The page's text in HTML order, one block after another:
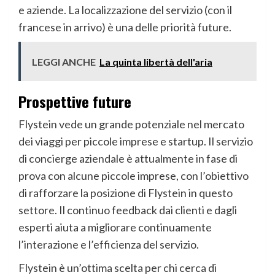
e aziende. La localizzazione del servizio (con il
francese in arrivo) è una delle priorità future.
LEGGI ANCHE La quinta libertà dell'aria
Prospettive future
Flystein vede un grande potenziale nel mercato
dei viaggi per piccole imprese e startup. Il servizio
di concierge aziendale è attualmente in fase di
prova con alcune piccole imprese, con l’obiettivo
di rafforzare la posizione di Flystein in questo
settore. Il continuo feedback dai clienti e dagli
esperti aiuta a migliorare continuamente
l’interazione e l’efficienza del servizio.
Flystein è un’ottima scelta per chi cerca di